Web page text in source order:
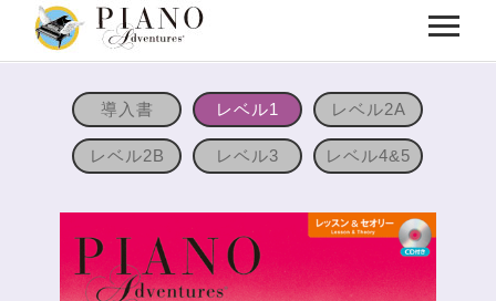
導入書 レベル1 レベル2A
レベル2B レベル3 レベル4&5